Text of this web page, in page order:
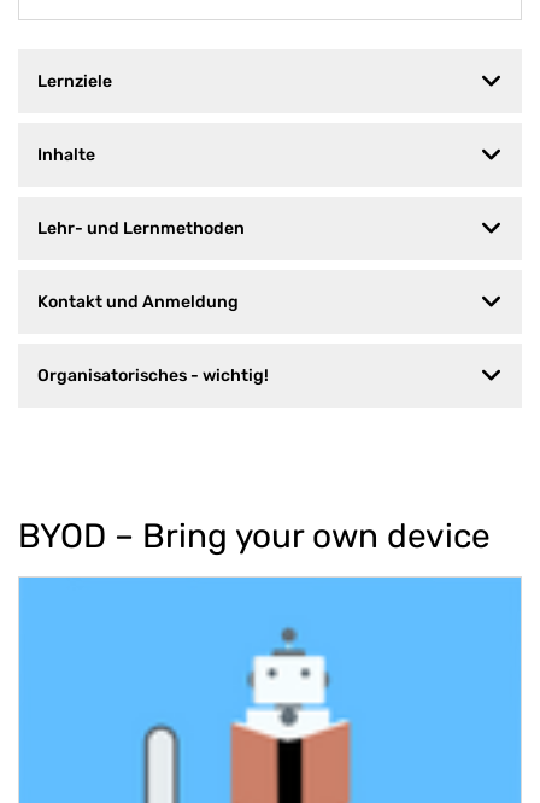
Lernziele
Inhalte
Lehr- und Lernmethoden
Kontakt und Anmeldung
Organisatorisches - wichtig!
BYOD – Bring your own device